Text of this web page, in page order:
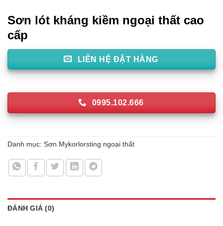
Sơn lót kháng kiềm ngoại thất cao
cấp
LIÊN HỆ ĐẶT HÀNG
0995.102.666
Danh mục: Sơn Mykorlorsting ngoại thất
ĐÁNH GIÁ (0)